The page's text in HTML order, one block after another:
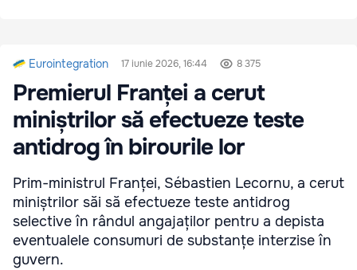
Eurointegration 17 iunie 2026, 16:44 8 375
Premierul Franței a cerut
miniștrilor să efectueze teste
antidrog în birourile lor
Prim-ministrul Franței, Sébastien Lecornu, a cerut
miniștrilor săi să efectueze teste antidrog
selective în rândul angajaților pentru a depista
eventualele consumuri de substanțe interzise în
guvern.